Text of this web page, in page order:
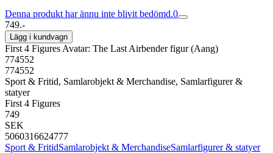
Denna produkt har ännu inte blivit bedömd.0
749.-
Lägg i kundvagn
First 4 Figures Avatar: The Last Airbender figur (Aang)
774552
774552
Sport & Fritid, Samlarobjekt & Merchandise, Samlarfigurer &
statyer
First 4 Figures
749
SEK
5060316624777
Sport & FritidSamlarobjekt & MerchandiseSamlarfigurer & statyer